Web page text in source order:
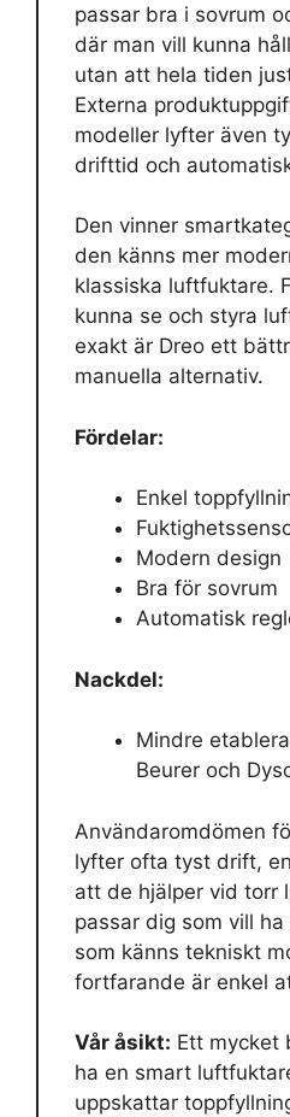
passar bra i sovrum
där man vill kunna
utan att hela tiden
Externa
modeller lyfter även
drifttid och
Den vinner
den känns mer
klassiska luftfuktare.
kunna se och styra
exakt är Dreo ett
manuella alternativ.
Fördelar:
Enkel
Modern design
Bra för sovrum
Automatisk
Nackdel:
Mindre
Beurer och
Användaromdömen
lyfter ofta tyst drift,
att de hjälper vid torr
passar dig som vill
som känns tekniskt
fortfarande är enkel
Vår åsikt: Ett mycket
ha en smart
uppskattar